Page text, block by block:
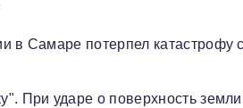
в Самаре потерпел катастрофу
При ударе о поверхность